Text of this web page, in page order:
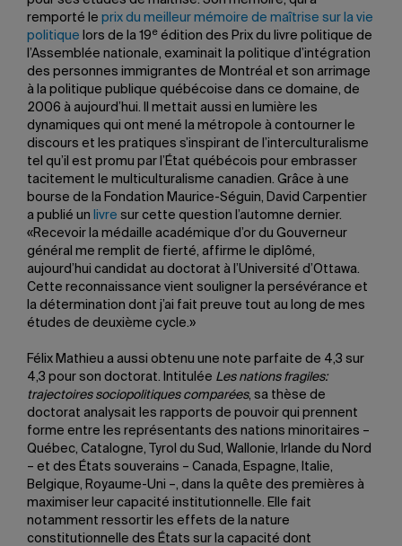
remporté le prix du meilleur mémoire de maîtrise sur la vie
politique lors de la 19 e édition des Prix du livre politique de
l’Assemblée nationale, examinait la politique d’intégration
des personnes immigrantes de Montréal et son arrimage
à la politique publique québécoise dans ce domaine, de
2006 à aujourd’hui. Il mettait aussi en lumière les
dynamiques qui ont mené la métropole à contourner le
discours et les pratiques s’inspirant de l’interculturalisme
tel qu’il est promu par l’État québécois pour embrasser
tacitement le multiculturalisme canadien. Grâce à une
bourse de la Fondation Maurice-Séguin, David Carpentier
a publié un livre sur cette question l’automne dernier.
«Recevoir la médaille académique d’or du Gouverneur
général me remplit de fierté, affirme le diplômé,
aujourd’hui candidat au doctorat à l’Université d’Ottawa.
Cette reconnaissance vient souligner la persévérance et
la détermination dont j’ai fait preuve tout au long de mes
études de deuxième cycle.»
Félix Mathieu a aussi obtenu une note parfaite de 4,3 sur
4,3 pour son doctorat. Intitulée Les nations fragiles:
trajectoires sociopolitiques comparées, sa thèse de
doctorat analysait les rapports de pouvoir qui prennent
forme entre les représentants des nations minoritaires –
Québec, Catalogne, Tyrol du Sud, Wallonie, Irlande du Nord
– et des États souverains – Canada, Espagne, Italie,
Belgique, Royaume-Uni –, dans la quête des premières à
maximiser leur capacité institutionnelle. Elle fait
notamment ressortir les effets de la nature
constitutionnelle des États sur la capacité dont